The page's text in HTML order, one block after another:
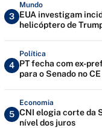
3
Mundo
EUA investigam
helicóptero de
4
Política
PT fecha com ex-
para o Senado no CE
5
Economia
CNI elogia corte da
nível dos juros